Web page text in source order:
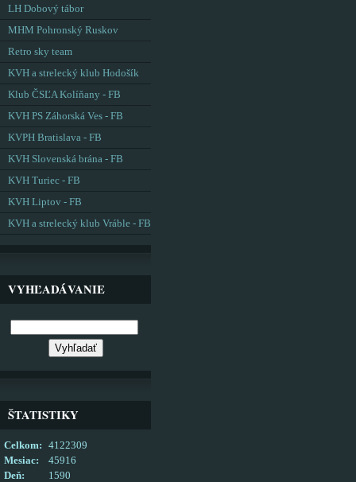
LH Dobový tábor
MHM Pohronský Ruskov
Retro sky team
KVH a strelecký klub Hodošík
Klub ČSĽA Kolíňany - FB
KVH PS Záhorská Ves - FB
KVPH Bratislava - FB
KVH Slovenská brána - FB
KVH Turiec - FB
KVH Liptov - FB
KVH a strelecký klub Vráble - FB
VYHĽADÁVANIE
ŠTATISTIKY
Celkom:
4122309
Mesiac:
45916
Deň:
1590